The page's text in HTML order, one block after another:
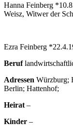
Hanna Feinberg
Weisz, Witwer der
Ezra Feinberg
Beruf
Adressen Würzburg;
Berlin; Hattenhof;
Heirat –
Kinder –